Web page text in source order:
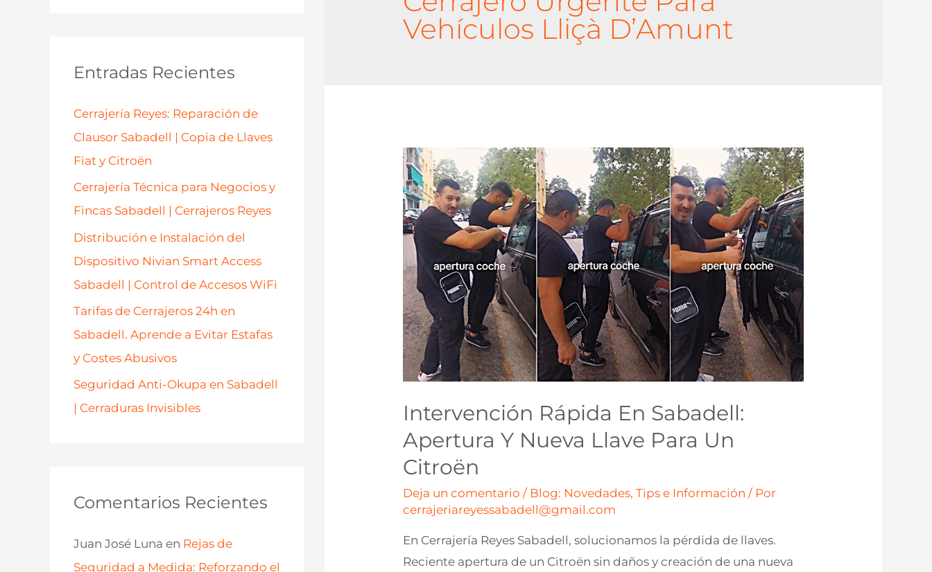
rEntradas Recientes
Cerrajería Reyes: Reparación de
Clausor Sabadell | Copia de Llaves
Fiat y Citroën
Cerrajería Técnica para Negocios y
Fincas Sabadell | Cerrajeros Reyes
Distribución e Instalación del
Dispositivo Nivian Smart Access
Sabadell | Control de Accesos WiFi
Tarifas de Cerrajeros 24h en
Sabadell. Aprende a Evitar Estafas
y Costes Abusivos
Seguridad Anti-Okupa en Sabadell
| Cerraduras Invisibles
Comentarios Recientes
Juan José Luna en Rejas de
Seguridad a Medida: Reforzando el
Vehículos Lliçà D’Amunt
Intervención Rápida En Sabadell:
Apertura Y Nueva Llave Para Un
Citroën
Deja un comentario / Blog: Novedades, Tips e Información / Por
cerrajeriareyessabadell@gmail.com
En Cerrajería Reyes Sabadell, solucionamos la pérdida de llaves.
Reciente apertura de un Citroën sin daños y creación de una nueva